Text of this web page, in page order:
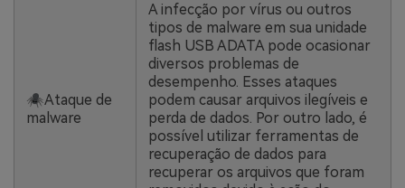
🕷Ataque de
malware
A infecção por vírus ou outros
tipos de malware em sua unidade
flash USB ADATA pode ocasionar
diversos problemas de
desempenho. Esses ataques
podem causar arquivos ilegíveis e
perda de dados. Por outro lado, é
possível utilizar ferramentas de
recuperação de dados para
recuperar os arquivos que foram